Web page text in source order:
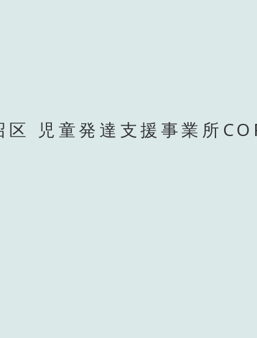
区 児童発達支援事業所